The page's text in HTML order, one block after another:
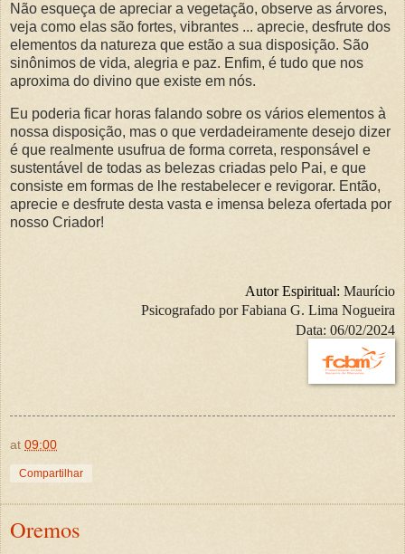
Não esqueça de apreciar a vegetação, observe as árvores,
veja como elas são fortes, vibrantes ... aprecie, desfrute dos
elementos da natureza que estão a sua disposição. São
sinônimos de vida, alegria e paz. Enfim, é tudo que nos
aproxima do divino que existe em nós.
Eu poderia ficar horas falando sobre os vários elementos à
nossa disposição, mas o que verdadeiramente desejo dizer
é que realmente usufrua de forma correta, responsável e
sustentável de todas as belezas criadas pelo Pai, e que
consiste em formas de lhe restabelecer e revigorar. Então,
aprecie e desfrute desta vasta e imensa beleza ofertada por
nosso Criador!
Autor Espiritual: Maurício
Psicografado porFabiana G. Lima Nogueira
Data: 06/02/2024
at 09:00
Compartilhar
Oremos